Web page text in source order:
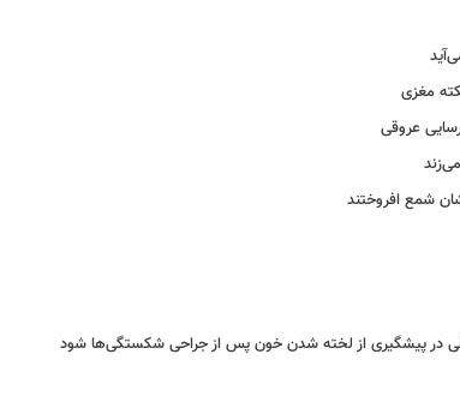
مغزی
عروقی
شمع افروختند
در پیشگیری از لخته شدن خون پس از جراحی‌ شکستگی‌ها شود